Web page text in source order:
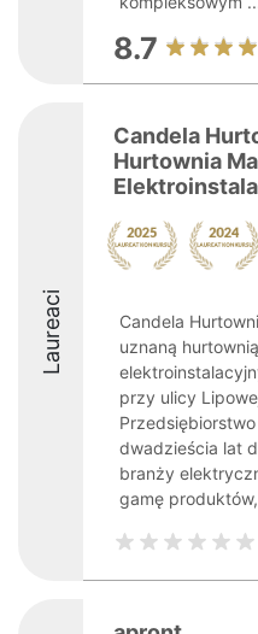
8.7
Laureaci
Candela
Hurtownia
Candela
uznaną
przy ulicy
dwadzieścia lat
branży
gamę